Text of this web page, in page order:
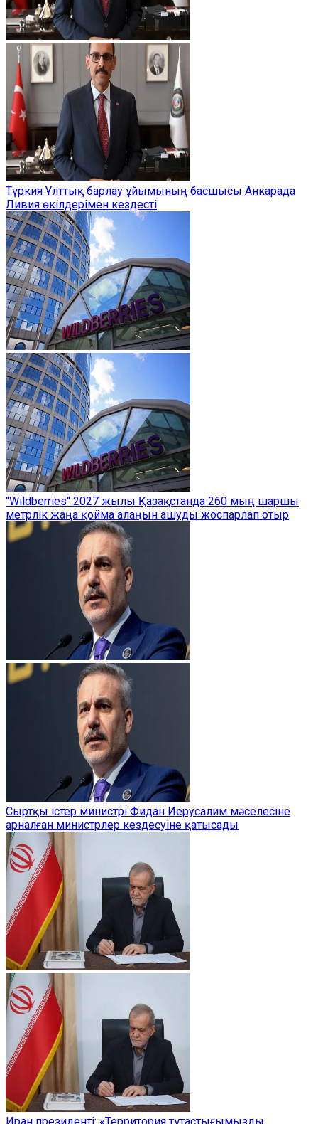
Түркия Ұлттық барлау ұйымының басшысы Анкарада
Ливия өкілдерімен кездесті
"Wildberries" 2027 жылы Қазақстанда 260 мың шаршы
метрлік жаңа қойма алаңын ашуды жоспарлап отыр
Сыртқы істер министрі Фидан Иерусалим мәселесіне
арналған министрлер кездесуіне қатысады